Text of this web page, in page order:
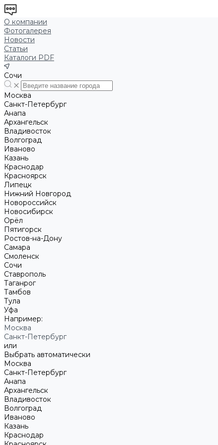
О компании
Фотогалерея
Новости
Статьи
Каталоги PDF
Сочи
Москва
Санкт-Петербург
Анапа
Архангельск
Владивосток
Волгоград
Иваново
Казань
Краснодар
Красноярск
Липецк
Нижний Новгород
Новороссийск
Новосибирск
Орёл
Пятигорск
Ростов-на-Дону
Самара
Смоленск
Сочи
Ставрополь
Таганрог
Тамбов
Тула
Уфа
Например:
Москва
Санкт-Петербург
или
Выбрать автоматически
Москва
Санкт-Петербург
Анапа
Архангельск
Владивосток
Волгоград
Иваново
Казань
Краснодар